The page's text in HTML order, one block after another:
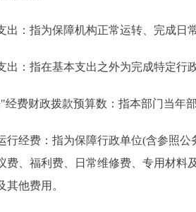
：指为保障机构正常运转、完成日
：指在基本支出之外为完成特定行
财政拨款预算数：指本部门当年部
费：指为保障行政单位(含参照公
费、福利费、日常维修费、专用材料
其他费用。